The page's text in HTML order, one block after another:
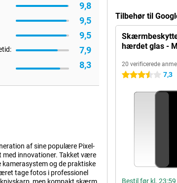
9,8
9,5
9,5
7,9
8,3
af sine populære Pixel-
med innovationer. Takket være
kamerasystem og de praktiske
tage fotos i professionel
Tilbehør til
hærdet glas -
20 verificerede
3.5 stjerner 7,3
Bestil før kl.